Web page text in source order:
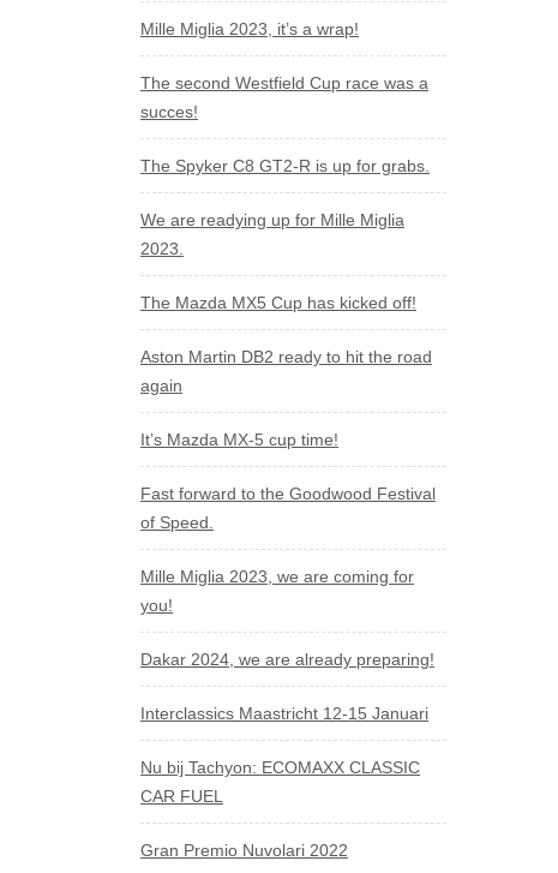
Mille Miglia 2023, it’s a wrap!
The second Westfield Cup race was a
succes!
The Spyker C8 GT2-R is up for grabs.
We are readying up for Mille Miglia
2023.
The Mazda MX5 Cup has kicked off!
Aston Martin DB2 ready to hit the road
again
It’s Mazda MX-5 cup time!
Fast forward to the Goodwood Festival
of Speed.
Mille Miglia 2023, we are coming for
you!
Dakar 2024, we are already preparing!
Interclassics Maastricht 12-15 Januari
Nu bij Tachyon: ECOMAXX CLASSIC
CAR FUEL
Gran Premio Nuvolari 2022